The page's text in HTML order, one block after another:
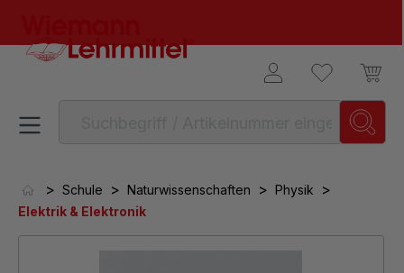
> Schule > Naturwissenschaften > Physik >
Elektrik & Elektronik